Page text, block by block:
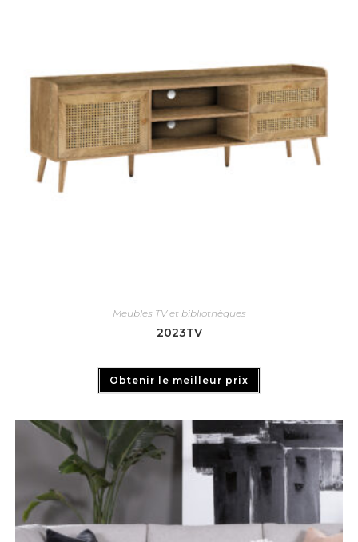
Meubles TV et bibliothèques
2023TV
Obtenir le meilleur prix